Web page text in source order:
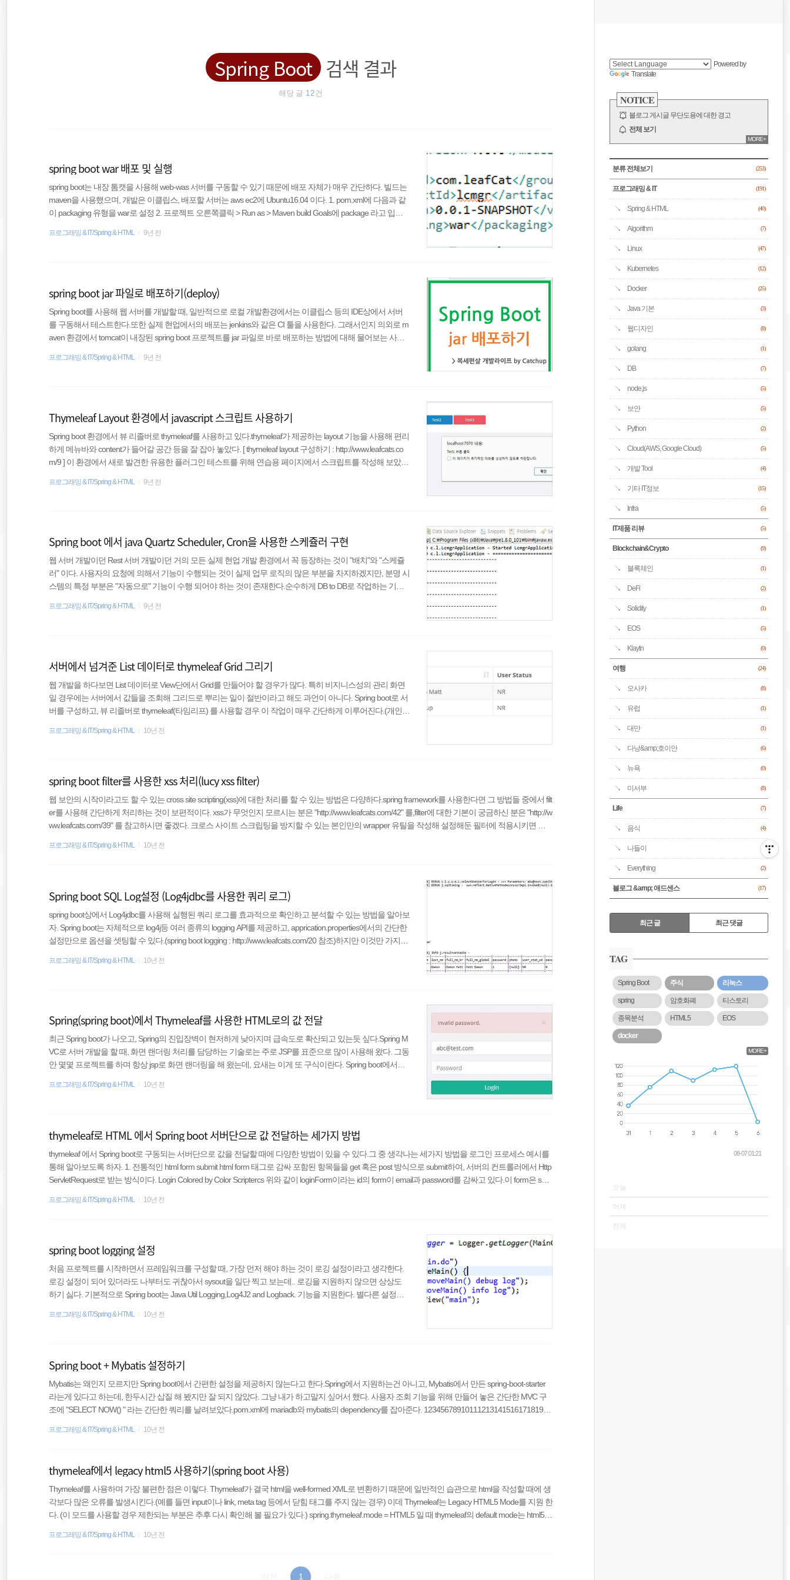
션
Spring Boot 검색 결과
해당 글 12건
spring boot war 배포 및 실행
spring boot는 내장 톰캣을 사용해 web-was 서버를 구동할 수 있기 때문에 배포 자체가 매우 간단하다. 빌드는
maven을 사용했으며, 개발은 이클립스, 배포할 서버는 aws ec2에 Ubuntu16.04 이다. 1. pom.xml에 다음과 같
이 packaging 유형을 war로 설정 2. 프로젝트 오른쪽클릭 > Run as > Maven build Goals에 package 라고 입력
위 에러와 함께 maven 빌드가 되지 않는 경우가 있다. 이 경우는 java build path를 jre폴더가 아닌, ..
프로그래밍 & IT/Spring & HTML 9년 전
spring boot jar 파일로 배포하기(deploy)
Spring boot를 사용해 웹 서버를 개발할 때, 일반적으로 로컬 개발환경에서는 이클립스 등의 IDE상에서 서버
를 구동해서 테스트한다.또한 실제 현업에서의 배포는 jenkins와 같은 CI 툴을 사용한다. 그래서인지 의외로 m
aven 환경에서 tomcat이 내장된 spring boot 프로젝트를 jar 파일로 바로 배포하는 방법에 대해 물어보는 사람
업이다. 1. pom.xml 셋팅 STS와 같은 IDE를 사용해 처음 Spring boot 웹 프로젝트를 생성했다면, packaging이 w
프로그래밍 & IT/Spring & HTML 9년 전
Thymeleaf Layout 환경에서 javascript 스크립트 사용하기
Spring boot 환경에서 뷰 리졸버로 thymeleaf를 사용하고 있다.thymeleaf가 제공하는 layout 기능을 사용해 편리
하게 메뉴바와 content가 들어갈 공간 등을 잘 잡아 놓았다. [ thymeleaf layout 구성하기 : http://www.leafcats.co
m/9 ] 이 환경에서 새로 발견한 유용한 플러그인 테스트를 위해 연습용 페이지에서 스크립트를 작성해 보았는
크립트는 정상적으로 동작 하는데, 정작 컨텐츠가 들어갈 html 페이지의 스크립트가 동작하지 않는 것이었다.
프로그래밍 & IT/Spring & HTML 9년 전
Spring boot 에서 java Quartz Scheduler, Cron을 사용한 스케쥴러 구현
웹 서버 개발이던 Rest 서버 개발이던 거의 모든 실제 현업 개발 환경에서 꼭 등장하는 것이 "배치"와 "스케쥴
러" 이다. 사용자의 요청에 의해서 기능이 수행되는 것이 실제 업무 로직의 많은 부분을 차지하겠지만, 분명 시
스템의 특정 부분은 "자동으로" 기능이 수행 되어야 하는 것이 존재한다.순수하게 DB to DB로 작업하는 기능
를 개발해야 할 것이다. 이 또한 매우 다양한 방법이 있고, 몇몇 자주 사용되는 라이브러리가 존재한다. 그 중
프로그래밍 & IT/Spring & HTML 9년 전
서버에서 넘겨준 List 데이터로 thymeleaf Grid 그리기
웹 개발을 하다보면 List 데이터로 View단에서 Grid를 만들어야 할 경우가 많다. 특히 비지니스성의 관리 화면
일 경우에는 서버에서 값들을 조회해 그리드로 뿌리는 일이 절반이라고 해도 과언이 아니다. Spring boot로 서
버를 구성하고, 뷰 리졸버로 thymeleaf(타임리프) 를 사용할 경우 이 작업이 매우 간단하게 이루어진다.(개인적
리하다고 생각한다.) 타임리프에서 제공하는 여러 속성들 중, 'th:each'와 'th:text'를 사용한 방법이다. 시스템에
프로그래밍 & IT/Spring & HTML 10년 전
spring boot filter를 사용한 xss 처리(lucy xss filter)
웹 보안의 시작이라고도 할 수 있는 cross site scripting(xss)에 대한 처리를 할 수 있는 방법은 다양하다.spring framework를 사용한다면 그 방법들 중에서 filt
er를 사용해 간단하게 처리하는 것이 보편적이다. xss가 무엇인지 모르시는 분은 "http://www.leafcats.com/42" 를,filter에 대한 기본이 궁금하신 분은 "http://w
ww.leafcats.com/39" 를 참고하시면 좋겠다. 크로스 사이트 스크립팅을 방지할 수 있는 본인만의 wrapper 유틸을 작성해 설정해둔 필터에 적용시키면 된
..
프로그래밍 & IT/Spring & HTML 10년 전
Spring boot SQL Log설정 (Log4jdbc를 사용한 쿼리 로그)
spring boot상에서 Log4jdbc를 사용해 실행된 쿼리 로그를 효과적으로 확인하고 분석할 수 있는 방법을 알아보
자. Spring boot는 자체적으로 log4j등 여러 종류의 logging API를 제공하고, apprication.properties에서의 간단한
설정만으로 옵션을 셋팅할 수 있다.(spring boot logging : http://www.leafcats.com/20 참조)하지만 이것만 가지고
형식의 sql 로그를 볼 수 있다. Preparing: SELECT CODE_NAME FROM COMMON_CODE WHERE CODE_ID
프로그래밍 & IT/Spring & HTML 10년 전
Spring(spring boot)에서 Thymeleaf를 사용한 HTML로의 값 전달
최근 Spring boot가 나오고, Spring의 진입장벽이 현저하게 낮아지며 급속도로 확산되고 있는듯 싶다.Spring M
VC로 서버 개발을 할 때, 화면 랜더링 처리를 담당하는 기술로는 주로 JSP를 표준으로 많이 사용해 왔다. 그동
안 몇몇 프로젝트를 하며 항상 jsp로 화면 랜더링을 해 왔는데, 요새는 이게 또 구식이란다. Spring boot에서는
이다.각각의 장, 단점이 있기에 같이 쓸 수 있으면 좋은데 현재로서는 불가능한 것으로 알고 있다. (Spring boot
프로그래밍 & IT/Spring & HTML 10년 전
thymeleaf로 HTML 에서 Spring boot 서버단으로 값 전달하는 세가지 방법
thymeleaf 에서 Spring boot로 구동되는 서버단으로 값을 전달할 때에 다양한 방법이 있을 수 있다.그 중 생각나는 세가지 방법을 로그인 프로세스 예시를
통해 알아보도록 하자. 1. 전통적인 html form submit html form 태그로 감싸 포함된 항목들을 get 혹은 post 방식으로 submit하여, 서버의 컨트롤러에서 Http
ServletRequest로 받는 방식이다. Login Colored by Color Scriptercs 위와 같이 loginForm이라는 id의 form이 email과 password를 감싸고 있다.이 form은 sub
프로그래밍 & IT/Spring & HTML 10년 전
spring boot logging 설정
처음 프로젝트를 시작하면서 프레임워크를 구성할 때, 가장 먼저 해야 하는 것이 로깅 설정이라고 생각한다.
로깅 설정이 되어 있더라도 나부터도 귀찮아서 sysout을 일단 찍고 보는데.. 로깅을 지원하지 않으면 상상도
하기 싫다. 기본적으로 Spring boot는 Java Util Logging,Log4J2 and Logback. 기능을 지원한다. 별다른 설정을
설정을 하는 것으로 커스텀 로그를 찍을 수 있지만 굳이 당장 그렇게 까지 할 필요는 없기에 만능 application.pr
프로그래밍 & IT/Spring & HTML 10년 전
Spring boot + Mybatis 설정하기
Mybatis는 왜인지 모르지만 Spring boot에서 간편한 설정을 제공하지 않는다고 한다.Spring에서 지원하는건 아니고, Mybatis에서 만든 spring-boot-starter
라는게 있다고 하는데, 한두시간 삽질 해 봤지만 잘 되지 않았다. 그냥 내가 하고말지 싶어서 했다. 사용자 조회 기능을 위해 만들어 놓은 간단한 MVC 구
조에 "SELECT NOW() " 라는 간단한 쿼리를 날려보았다.pom.xml에 mariadb와 mybatis의 dependency를 잡아준다. 1234567891011121314151617181920
프로그래밍 & IT/Spring & HTML 10년 전
thymeleaf에서 legacy html5 사용하기(spring boot 사용)
Thymeleaf를 사용하며 가장 불편한 점은 이렇다. Thymeleaf가 결국 html을 well-formed XML로 변환하기 때문에 일반적인 습관으로 html을 작성할 때에 생
각보다 많은 오류를 발생시킨다.(예를 들면 input이나 link, meta tag 등에서 닫힘 태그를 주지 않는 경우) 이데 Thymeleaf는 Legacy HTML5 Mode를 지원 한
다. (이 모드를 사용할 경우 제한되는 부분은 추후 다시 확인해 볼 필요가 있다.) spring.thymeleaf.mode = HTML5 일 때 thymeleaf의 default mode는 html5이
프로그래밍 & IT/Spring & HTML 10년 전
1
Powered by
Translate
NOTICE
블로그 게시글 무단도용에 대한 경고
전체 보기
MORE+
CATEGORY
분류 전체보기 (253)
프로그래밍 & IT (191)
Spring & HTML (40)
Algorithm (7)
Linux (47)
Kubernetes (12)
Docker (25)
Java 기본 (3)
웹디자인 (8)
golang (1)
DB (7)
node.js (5)
보안 (5)
Python (2)
Cloud(AWS, Google Cloud) (5)
개발 Tool (4)
기타 IT정보 (15)
Infra (5)
IT제품 리뷰 (5)
Blockchain&Crypto (9)
블록체인 (1)
DeFi (2)
Solidity (1)
EOS (5)
Klaytn (0)
여행 (24)
오사카 (8)
유럽 (1)
대만 (1)
다낭&amp;호이안 (6)
뉴욕 (0)
미서부 (8)
Life (7)
음식 (4)
나들이 (1)
Everything (2)
블로그 &amp; 애드센스 (17)
RECENTLY
최근 글 최근 댓글
근
글
TAG
Spring Boot 주식 리눅스
spring 암호화폐 티스토리
종목분석 HTML5 EOS
docker
MORE+
08-07 01:21
오늘
어제
전체
리눅스
spring
종목분석
HTML5